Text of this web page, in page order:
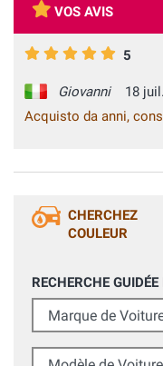
VOS AVIS
5
Giovanni
18
Acquisto da anni,
CHERCHEZ
COULEUR
RECHERCHE
Marque de Voiture
Modèle de Voiture